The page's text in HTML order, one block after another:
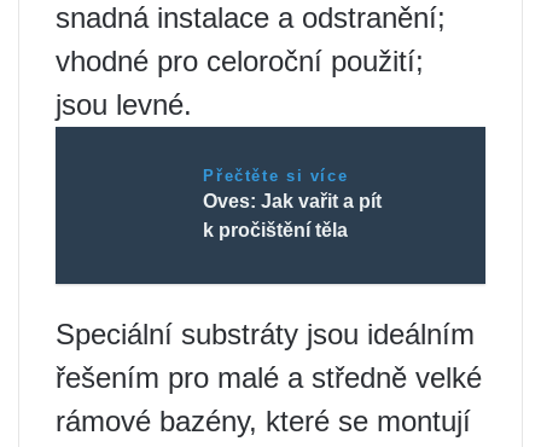
snadná instalace a odstranění;
vhodné pro celoroční použití;
jsou levné.
Přečtěte si více
Oves: Jak vařit a pít
k pročištění těla
Speciální substráty jsou ideálním
řešením pro malé a středně velké
rámové bazény, které se montují